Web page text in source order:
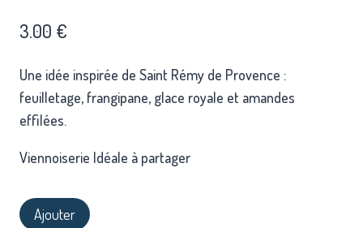
3.00 €
Une idée inspirée de Saint Rémy de Provence :
feuilletage, frangipane, glace royale et amandes
effilées.
Viennoiserie Idéale à partager
Ajouter